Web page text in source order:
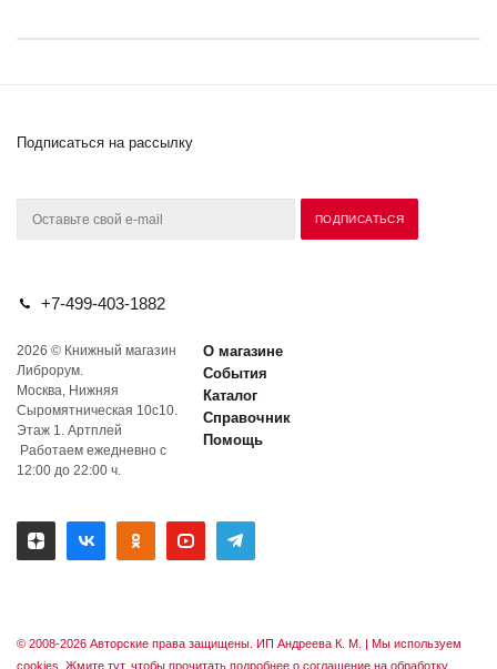
Подписаться на рассылку
+7-499-403-1882
2026 © Книжный магазин
Либрорум.
Москва, Нижняя
Сыромятническая 10с10.
Этаж 1. Артплей
Работаем ежедневно с
12:00 до 22:00 ч.
О магазине
События
Каталог
Справочник
Помощь
© 2008-2026 Авторские права защищены. ИП Андреева К. М. | Мы используем
cookies. Жмите тут, чтобы прочитать подробнее о соглашение на обработку